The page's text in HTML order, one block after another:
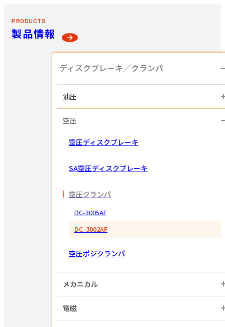
PRODUCTS
製品情報
ディスクブレーキ／クランパ
油圧
空圧
空圧ディスクブレーキ
SA空圧ディスクブレーキ
空圧クランパ
DC-3005AF
DC-3002AF
空圧ポジクランパ
メカニカル
電磁